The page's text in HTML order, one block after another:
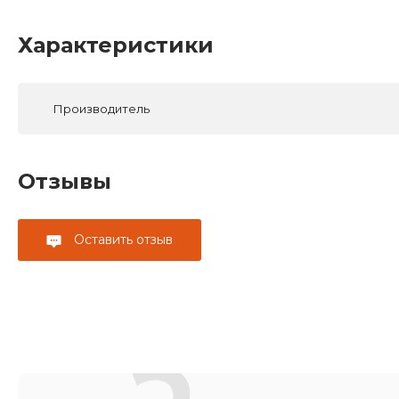
Характеристики
Производитель
Отзывы
Оставить отзыв